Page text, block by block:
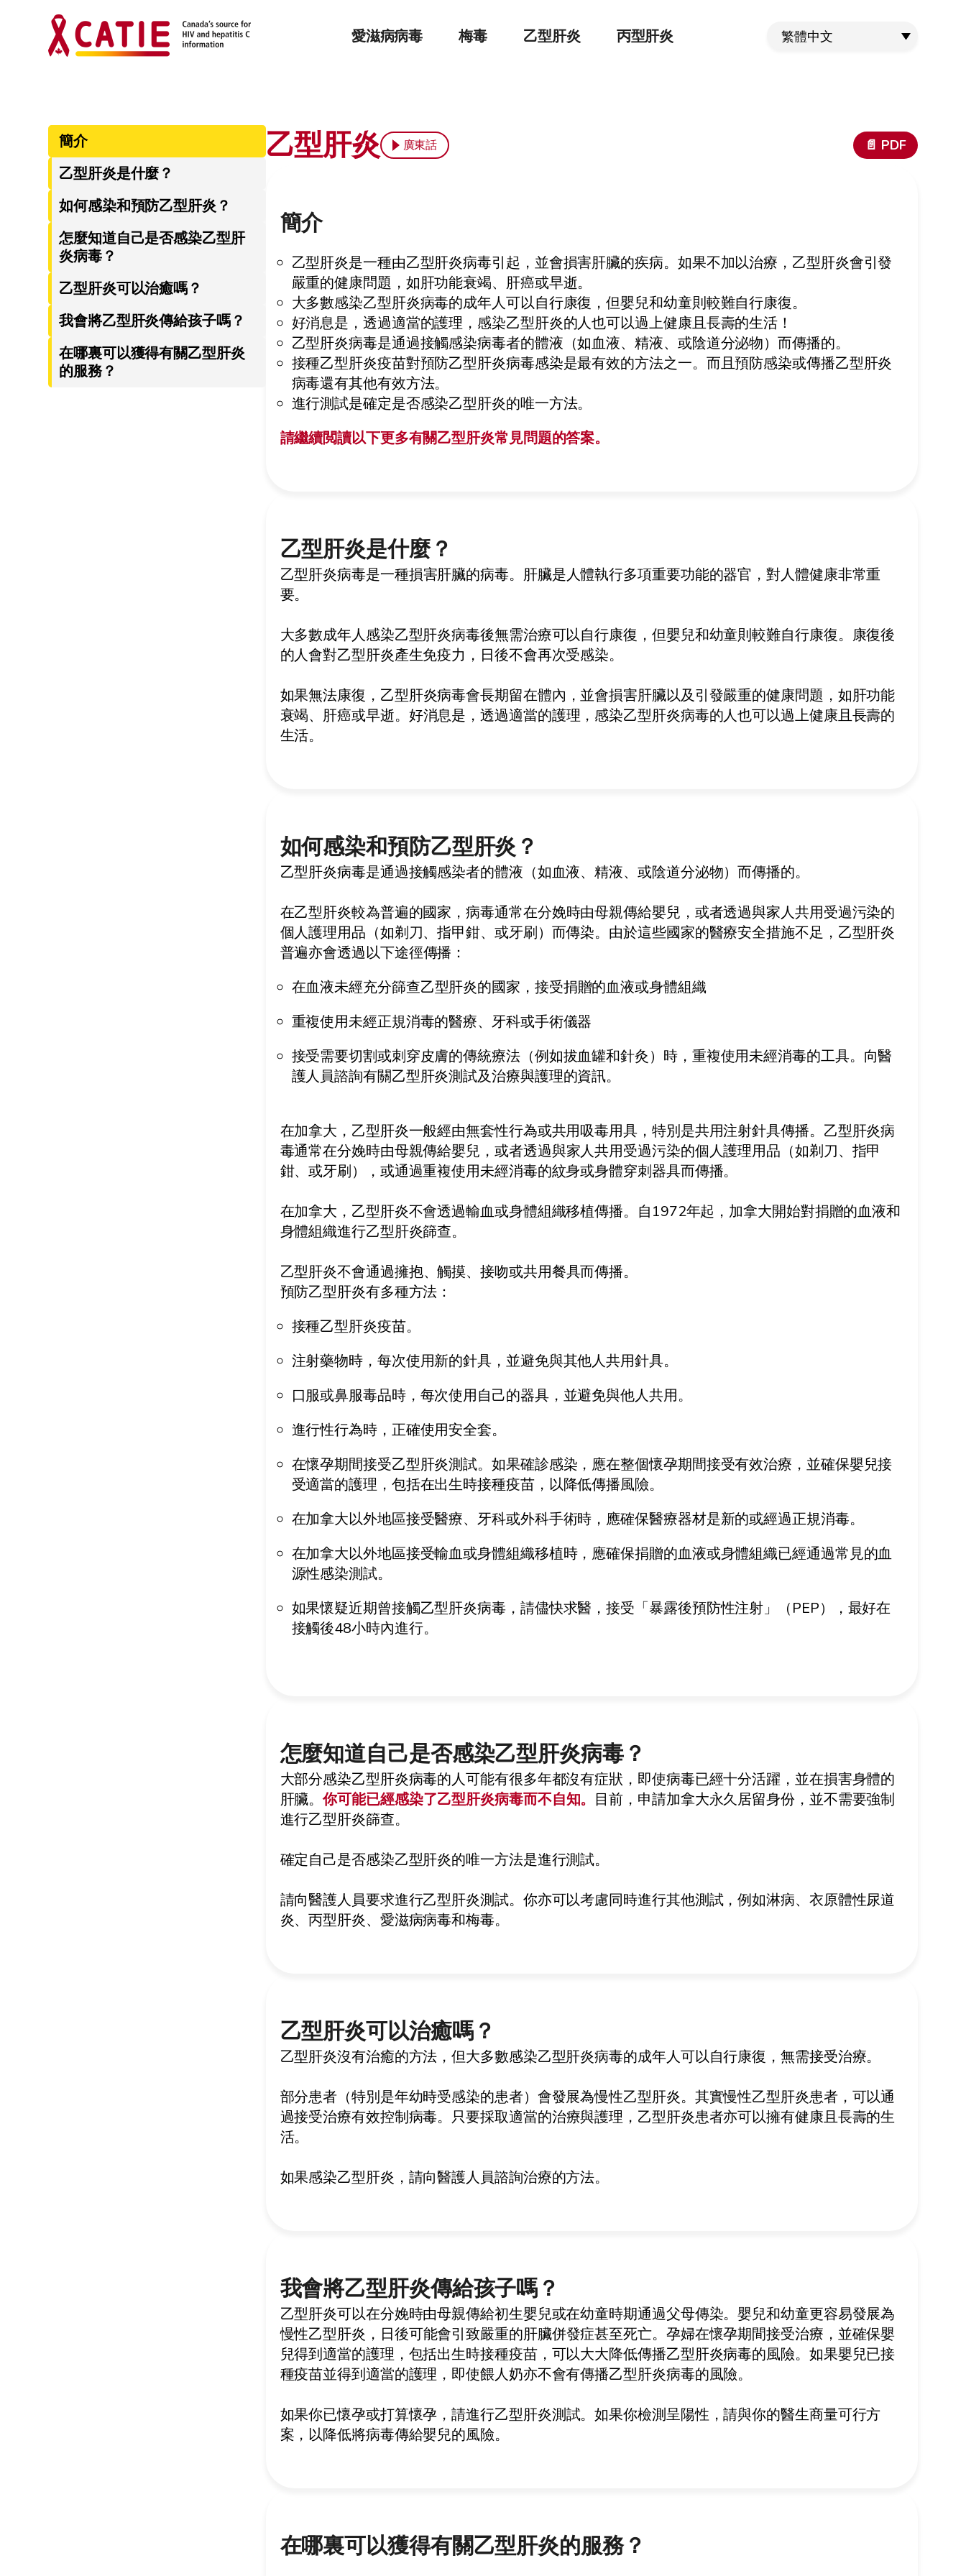
愛滋病病毒 梅毒 乙型肝炎 丙型肝炎 繁體中文
簡介
乙型肝炎是什麼？
如何感染和預防乙型肝炎？
怎麼知道自己是否感染乙型肝
炎病毒？
乙型肝炎可以治癒嗎？
我會將乙型肝炎傳給孩子嗎？
在哪裏可以獲得有關乙型肝炎
的服務？
乙型肝炎 廣東話 📄 PDF
簡介
乙型肝炎是一種由乙型肝炎病毒引起，並會損害肝臟的疾病。如果不加以治療，乙型肝炎會引發
嚴重的健康問題，如肝功能衰竭、肝癌或早逝。
大多數感染乙型肝炎病毒的成年人可以自行康復，但嬰兒和幼童則較難自行康復。
好消息是，透過適當的護理，感染乙型肝炎的人也可以過上健康且長壽的生活！
乙型肝炎病毒是通過接觸感染病毒者的體液（如血液、精液、或陰道分泌物）而傳播的。
接種乙型肝炎疫苗對預防乙型肝炎病毒感染是最有效的方法之一。而且預防感染或傳播乙型肝炎
病毒還有其他有效方法。
進行測試是確定是否感染乙型肝炎的唯一方法。
請繼續閲讀以下更多有關乙型肝炎常見問題的答案。
乙型肝炎是什麼？
乙型肝炎病毒是一種損害肝臟的病毒。肝臟是人體執行多項重要功能的器官，對人體健康非常重
要。
大多數成年人感染乙型肝炎病毒後無需治療可以自行康復，但嬰兒和幼童則較難自行康復。 康復後
的人會對乙型肝炎產生免疫力，日後不會再次受感染。
如果無法康復 ， 乙型肝炎病毒會長期留在體內，並會損害肝臟以及引發嚴重的健康問題，如肝功能
衰竭、肝癌或早逝。 好消息是，透過適當的護理，感染乙型肝炎病毒的人也可以過上健康且長壽的
生活。
如何感染和預防乙型肝炎？
乙型肝炎病毒是通過接觸感染者的體液（如血液、精液、或陰道分泌物）而傳播的。
在乙型肝炎較為普遍的國家，病毒通常在分娩時由母親傳給嬰兒，或者透過與家人共用受過污染的
個人護理用品（如剃刀、指甲鉗、或牙刷）而傳染。由於這些國家的醫療安全措施不足，乙型肝炎
普遍亦會透過以下途徑傳播：
在血液未經充分篩查乙型肝炎的國家，接受捐贈的血液或身體組織
重複使用未經正規消毒的醫療、牙科或手術儀器
接受需要切割或刺穿皮膚的傳統療法（例如拔血罐和針灸）時，重複使用未經消毒的工具。向醫
護人員諮詢有關乙型肝炎測試及治療與護理的資訊。
在加拿大，乙型肝炎一般經由無套性行為或共用吸毒用具，特別是共用注射針具傳播。乙型肝炎病
毒通常在分娩時由母親傳給嬰兒 ，或者透過與家人共用受過污染的個人護理用品（如剃刀、指甲
鉗、或牙刷），或通過重複使用未經消毒的紋身或身體穿刺器具而傳播。
在加拿大，乙型肝炎不會透過輸血或身體組織移植傳播。自1972年起，加拿大開始對捐贈的血液和
身體組織進行乙型肝炎篩查。
乙型肝炎不會通過擁抱、觸摸、接吻或共用餐具而傳播。
預防乙型肝炎有多種方法：
接種乙型肝炎疫苗。
注射藥物時，每次使用新的針具，並避免與其他人共用針具。
口服或鼻服毒品時，每次使用自己的器具，並避免與他人共用。
進行性行為時，正確使用安全套。
在懷孕期間接受乙型肝炎測試。如果確診感染，應在整個懷孕期間接受有效治療，並確保嬰兒接
受適當的護理，包括在出生時接種疫苗，以降低傳播風險。
在加拿大以外地區接受醫療、牙科或外科手術時，應確保醫療器材是新的或經過正規消毒。
在加拿大以外地區接受輸血或身體組織移植時，應確保捐贈的血液或身體組織已經通過常見的血
源性感染測試。
如果懷疑近期曾接觸乙型肝炎病毒，請儘快求醫，接受「暴露後預防性注射」（PEP），最好在
接觸後48小時內進行。
怎麼知道自己是否感染乙型肝炎病毒？
大部分感染乙型肝炎病毒的人可能有很多年都沒有症狀，即使病毒已經十分活躍，並在損害身體的
肝臟。你可能已經感染了乙型肝炎病毒而不自知。 目前，申請加拿大永久居留身份，並不需要強制
進行乙型肝炎篩查。
確定自己是否感染乙型肝炎的唯一方法是進行測試。
請向醫護人員要求進行乙型肝炎測試。你亦可以考慮同時進行其他測試，例如淋病、衣原體性尿道
炎、丙型肝炎、愛滋病病毒和梅毒。
乙型肝炎可以治癒嗎？
乙型肝炎沒有治癒的方法，但大多數感染乙型肝炎病毒的成年人可以自行康復，無需接受治療。
部分患者（特別是年幼時受感染的患者）會發展為慢性乙型肝炎。其實慢性乙型肝炎患者，可以通
過接受治療有效控制病毒。 只要採取適當的治療與護理，乙型肝炎患者亦可以擁有健康且長壽的生
活。
如果感染乙型肝炎，請向醫護人員諮詢治療的方法。
我會將乙型肝炎傳給孩子嗎？
乙型肝炎可以在分娩時由母親傳給初生嬰兒或在幼童時期通過父母傳染。嬰兒和幼童更容易發展為
慢性乙型肝炎 ， 日後可能會引致嚴重的肝臟併發症甚至死亡。 孕婦在懷孕期間接受治療，並確保嬰
兒得到適當的護理，包括出生時接種疫苗，可以大大降低傳播乙型肝炎病毒的風險。如果嬰兒已接
種疫苗並得到適當的護理，即使餵人奶亦不會有傳播乙型肝炎病毒的風險。
如果你已懷孕或打算懷孕，請進行乙型肝炎測試。如果你檢測呈陽性，請與你的醫生商量可行方
案，以降低將病毒傳給嬰兒的風險。
在哪裏可以獲得有關乙型肝炎的服務？